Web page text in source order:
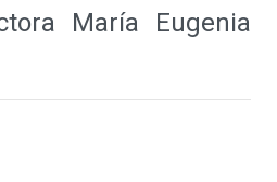
María Eugenia